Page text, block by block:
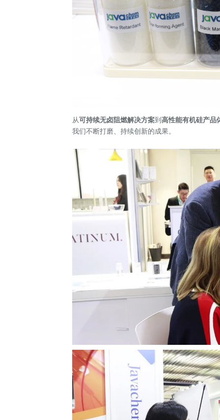
从可持续无卤阻燃解决方案到高性能有机硅产品
我们不断打磨、持续创新的成果。